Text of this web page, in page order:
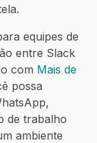
equipes de
entre Slack
com Mais de
possa
de trabalho
ambiente